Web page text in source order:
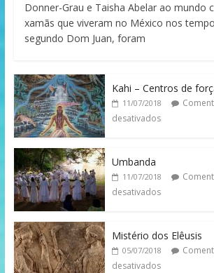
Donner-Grau e Taisha Abelar ao mundo
xamãs que viveram no México nos
segundo Dom Juan, foram
Kahi – Centros de
11/07/2018
desativados
Umbanda
11/07/2018
desativados
Mistério dos Elêusis
05/07/2018
desativados